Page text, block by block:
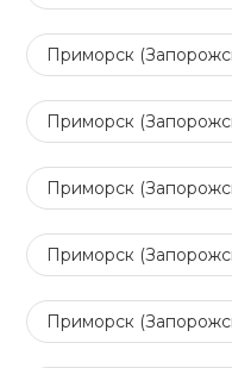
Приморск
Приморск
Приморск
Приморск
Приморск